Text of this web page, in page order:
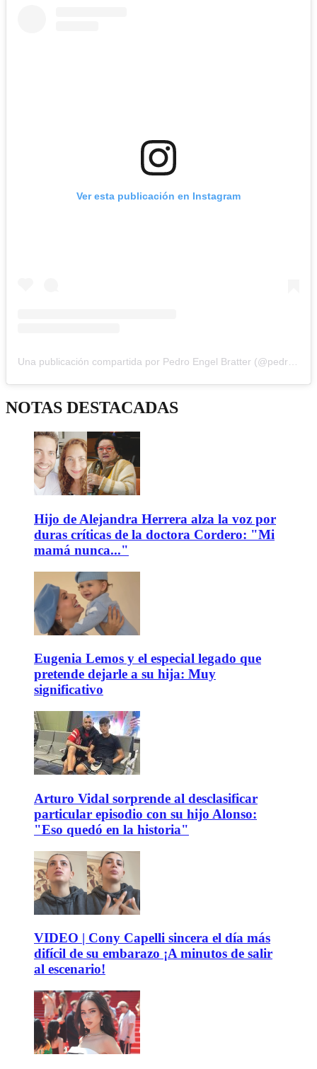
Ver esta publicación en Instagram
Una publicación compartida por Pedro Engel Bratter (@pedroe)
NOTAS DESTACADAS
Hijo de Alejandra Herrera alza la voz por
duras críticas de la doctora Cordero: "Mi
mamá nunca..."
Eugenia Lemos y el especial legado que
pretende dejarle a su hija: Muy
significativo
Arturo Vidal sorprende al desclasificar
particular episodio con su hijo Alonso:
"Eso quedó en la historia"
VIDEO | Cony Capelli sincera el día más
difícil de su embarazo ¡A minutos de salir
al escenario!